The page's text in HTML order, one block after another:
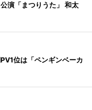
演「まつりうた」 和太
位は「ペンギンベーカ